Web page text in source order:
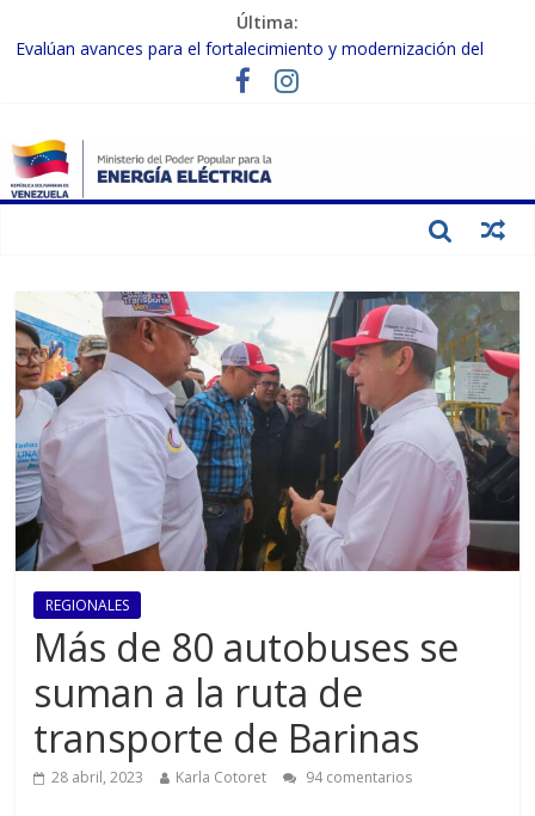
Última:
Evalúan avances para el fortalecimiento y modernización del
Inspeccionan trabajos de rehabilitación en instalaciones del SEN
Gobierno Nacional activa plan preventivo para fortalecer el SEN
ante el fenómeno de El Niño
Termocarabobo recupera el 50% de su capacidad de generación
REGIONALES
Más de 80 autobuses se
suman a la ruta de
transporte de Barinas
28 abril, 2023 Karla Cotoret 94 comentarios